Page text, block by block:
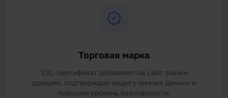
Торговая марка
SSL-сертификат добавляет на сайт значки
доверия, подтверждая защиту личных данных и
повышая уровень безопасности.